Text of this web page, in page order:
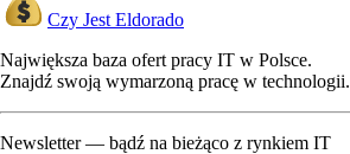
Czy Jest Eldorado
Największa baza ofert pracy IT w Polsce.
Znajdź swoją wymarzoną pracę w technologii.
Newsletter — bądź na bieżąco z rynkiem IT